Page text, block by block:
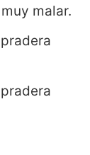
malar.